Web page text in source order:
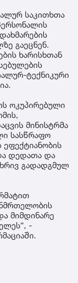
საკითხთა
გაეცნენ.
ხარისხთან
ტექნიკური
ოკუპირებული
მინისტრმა
სასწრაფო
ეფექტიანობის
დედათა და
გადადგმულ
მიმდინარე
-